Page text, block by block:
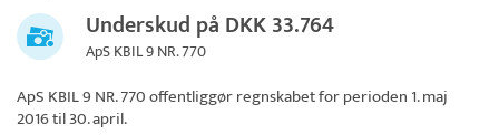
Underskud på DKK 33.764
ApS KBIL 9 NR. 770
ApS KBIL 9 NR. 770offentliggør regnskabet for perioden 1. maj
2016 til 30. april.